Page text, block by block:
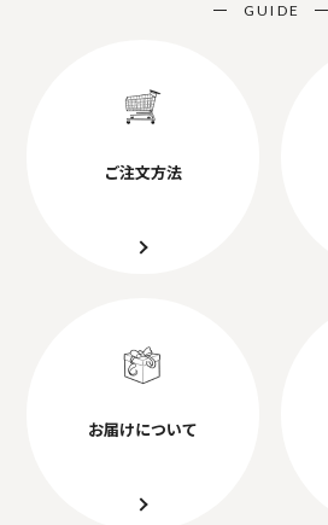
GUIDE
ご注文方法
お届けについて